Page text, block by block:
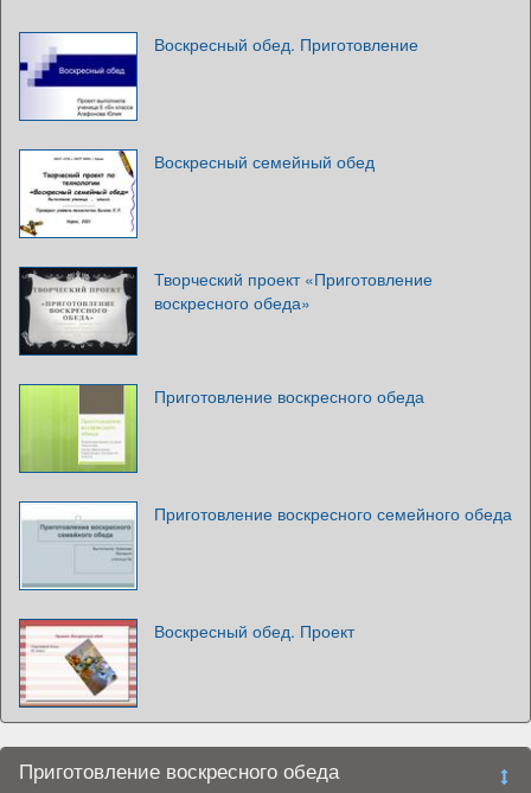
Воскресный обед. Приготовление
Воскресный семейный обед
Творческий проект «Приготовление
воскресного обеда»
Приготовление воскресного обеда
Приготовление воскресного семейного обеда
Воскресный обед. Проект
Приготовление воскресного обеда